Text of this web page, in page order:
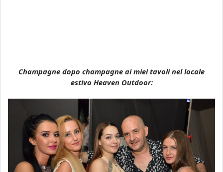
Champagne dopo champagne ai miei tavoli nel locale
estivo Heaven Outdoor: